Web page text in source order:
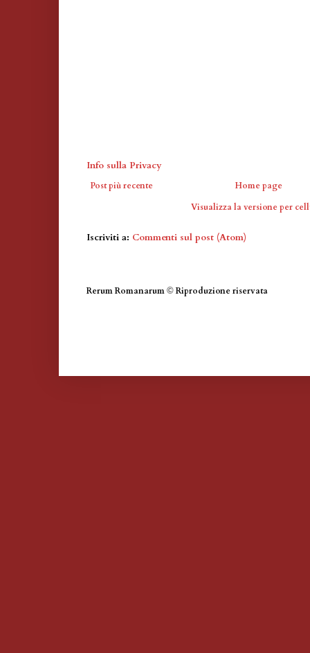
Info sulla Privacy
Post più recente
Home page
Visualizza la versione per
Iscriviti a: Commenti sul post (Atom)
Rerum Romanarum © Riproduzione riservata